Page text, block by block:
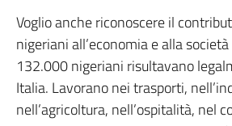
Voglio anche riconoscere il
nigeriani all’economia e alla
132.000 nigeriani risultavano
Italia. Lavorano nei trasporti,
nell’agricoltura, nell’ospitalità, nel